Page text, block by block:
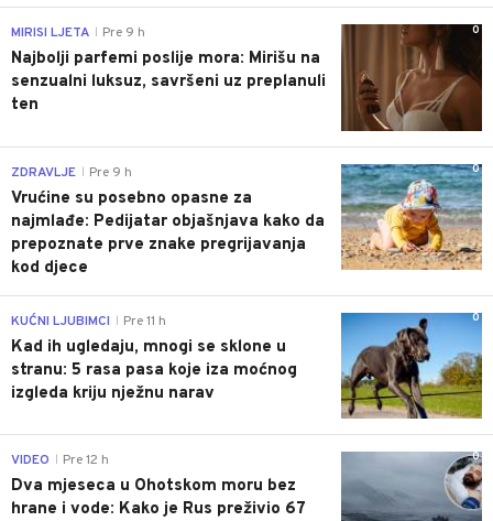
0
MIRISI LJETA Pre 9 h
Najbolji parfemi poslije mora: Mirišu na
senzualni luksuz, savršeni uz preplanuli
ten
0
ZDRAVLJE Pre 9 h
Vrućine su posebno opasne za
najmlađe: Pedijatar objašnjava kako da
prepoznate prve znake pregrijavanja
kod djece
0
KUĆNI LJUBIMCI Pre 11 h
Kad ih ugledaju, mnogi se sklone u
stranu: 5 rasa pasa koje iza moćnog
izgleda kriju nježnu narav
0
VIDEO Pre 12 h
Dva mjeseca u Ohotskom moru bez
hrane i vode: Kako je Rus preživio 67